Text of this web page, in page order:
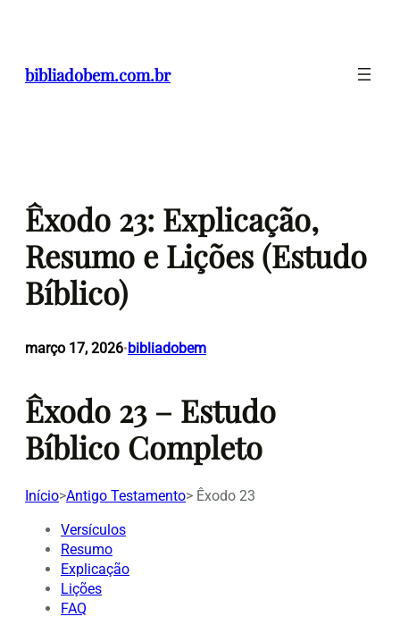
conteúdo
bibliadobem.com.br
Êxodo 23: Explicação,
Resumo e Lições (Estudo
Bíblico)
março 17, 2026•bibliadobem
Êxodo 23 – Estudo
Bíblico Completo
Início>Antigo Testamento> Êxodo 23
Versículos
Resumo
Explicação
Lições
FAQ